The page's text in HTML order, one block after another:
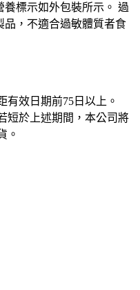
標示如外包裝所示。 過
品，不適合過敏體質者食
有效日期前75 日以上。
短於上述期間，本公司將
。